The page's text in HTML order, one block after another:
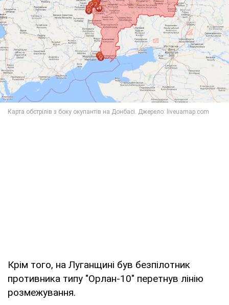
Крім того, на Луганщині був безпілотник
противника типу "Орлан-10" перетнув лінію
розмежування.